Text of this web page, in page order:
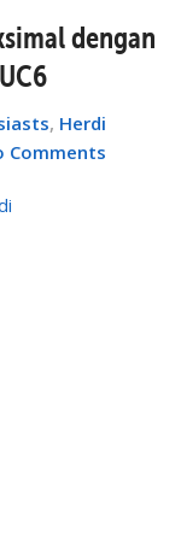
dengan
, Herdi
Comments